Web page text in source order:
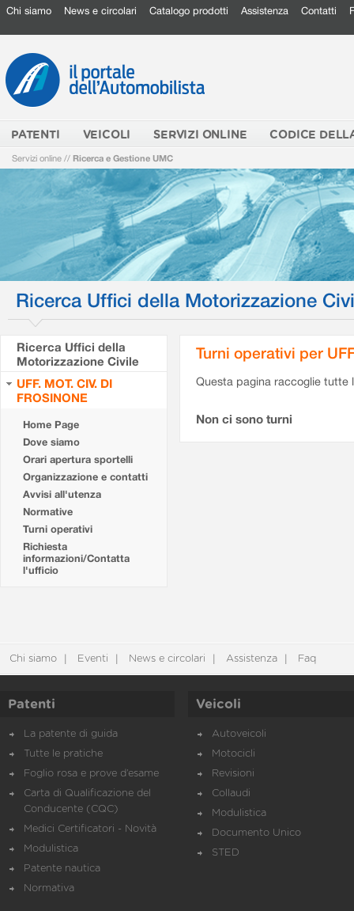
Chi siamo News e circolari Catalogo prodotti Assistenza Contatti
PATENTI VEICOLI SERVIZI ONLINE CODICE
Servizi online // Ricerca e Gestione UMC
Ricerca Uffici della Motorizzazione
Ricerca Uffici della
Motorizzazione Civile
UFF. MOT. CIV. DI
FROSINONE
Home Page
Dove siamo
Orari apertura sportelli
Organizzazione e contatti
Avvisi all'utenza
Normative
Turni operativi
Richiesta
informazioni/Contatta
l'ufficio
Turni operativi per
Questa pagina raccoglie tutte
Non ci sono turni
Chi siamo Eventi News e circolari Assistenza Faq
Patenti
La patente di guida
Tutte le pratiche
Foglio rosa e prove d’esame
Carta di Qualificazione del
Conducente (CQC)
Medici Certificatori - Novità
Modulistica
Patente nautica
Normativa
Veicoli
Autoveicoli
Motocicli
Revisioni
Collaudi
Modulistica
Documento Unico
STED